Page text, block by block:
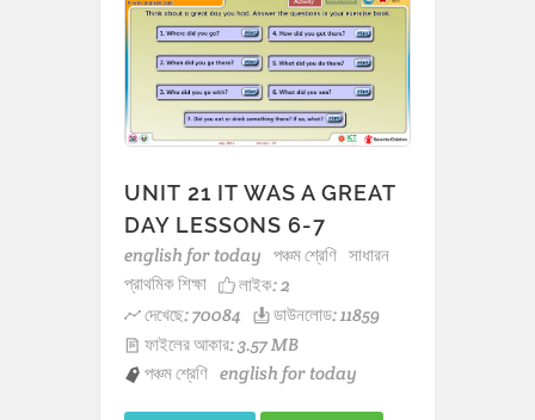
UNIT 21 IT WAS A GREAT
DAY LESSONS 6-7
english for today পঞ্চম শ্রেণি সাধারন
প্রাথমিক শিক্ষা
লাইক:2
দেখেছে: 70084
ডাউনলোড: 11859
ফাইলের আকার: 3.57 MB
পঞ্চম শ্রেণি english for today